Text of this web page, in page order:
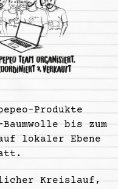
Produkte
bis zum
lokaler Ebene
Kreislauf,